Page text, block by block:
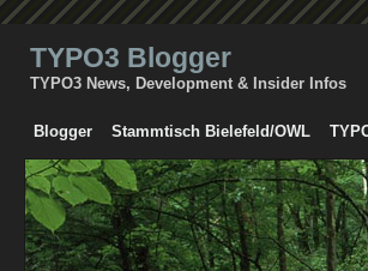
TYPO3 Blogger
TYPO3 News, Development & Insider Infos
Blogger Stammtisch Bielefeld/OWL